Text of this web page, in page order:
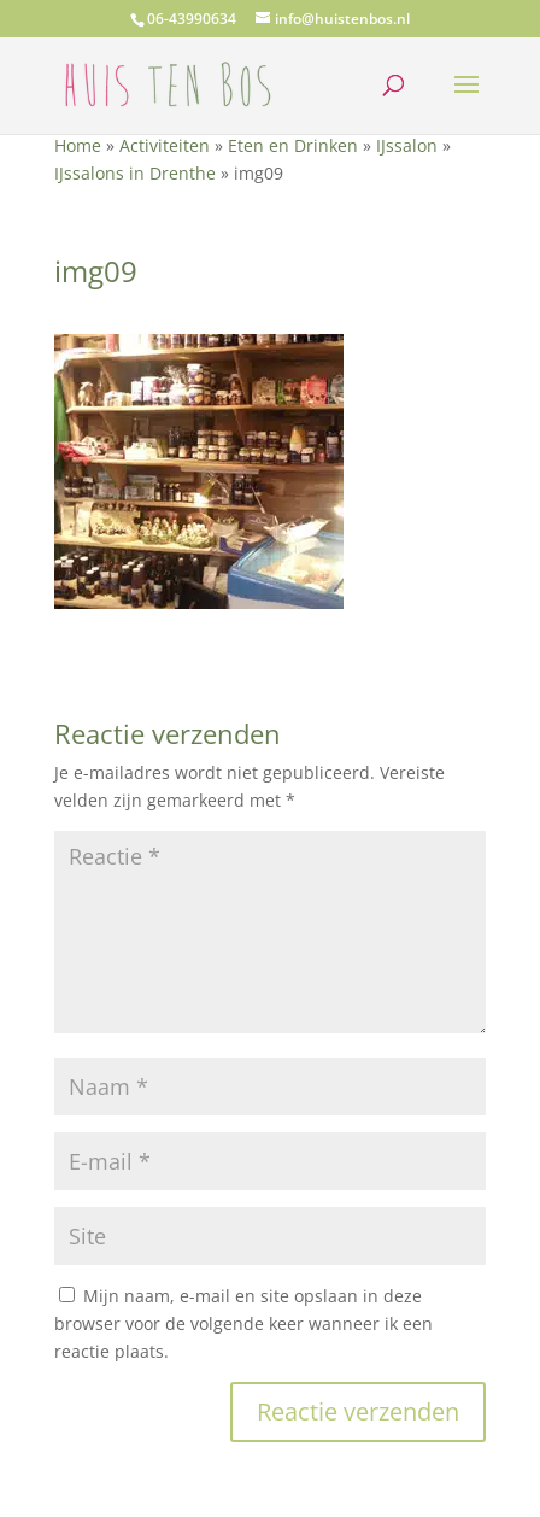
06-43990634 info@huistenbos.nl
Home » Activiteiten » Eten en Drinken » IJssalon »
IJssalons in Drenthe » img09
img09
Reactie verzenden
Je e-mailadres wordt niet gepubliceerd. Vereiste
velden zijn gemarkeerd met *
Mijn naam, e-mail en site opslaan in deze
browser voor de volgende keer wanneer ik een
reactie plaats.